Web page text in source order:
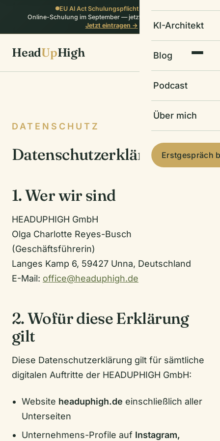
EU AI Act Schulungspflicht erfüllen:
Online-Schulung im September — jetzt auf die Warteliste
Jetzt eintragen →
HeadUpHigh
KI-Architekt
Blog
Podcast
Über mich
Erstgespräch
DATENSCHUTZ
Datenschutzerklärung
1. Wer wir sind
HEADUPHIGH GmbH
Olga Charlotte Reyes-Busch
(Geschäftsführerin)
Langes Kamp 6, 59427 Unna, Deutschland
E-Mail: office@headuphigh.de
2. Wofür diese Erklärung
gilt
Diese Datenschutzerklärung gilt für sämtliche
digitalen Auftritte der HEADUPHIGH GmbH:
Website headuphigh.de einschließlich aller
Unterseiten
Unternehmens-Profile auf Instagram,